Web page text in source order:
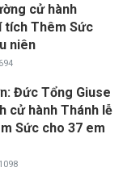
cử hành
tích Thêm Sức
niên
Đức Tổng Giuse
cử hành Thánh lễ
Sức cho 37 em